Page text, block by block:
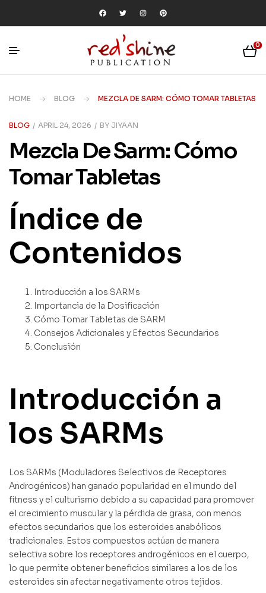
0
HOME BLOG MEZCLA DE SARM: CÓMO TOMAR TABLETAS
BLOG APRIL 24, 2026 BY JIYAAN
Mezcla De Sarm: Cómo
Tomar Tabletas
Índice de
Contenidos
Introducción a los SARMs
Importancia de la Dosificación
Cómo Tomar Tabletas de SARM
Consejos Adicionales y Efectos Secundarios
Conclusión
Introducción a
los SARMs
Los SARMs (Moduladores Selectivos de Receptores
Androgénicos) han ganado popularidad en el mundo del
fitness y el culturismo debido a su capacidad para promover
el crecimiento muscular y la pérdida de grasa, con menos
efectos secundarios que los esteroides anabólicos
tradicionales. Estos compuestos actúan de manera
selectiva sobre los receptores androgénicos en el cuerpo,
lo que permite obtener beneficios similares a los de los
esteroides sin afectar negativamente otros tejidos.